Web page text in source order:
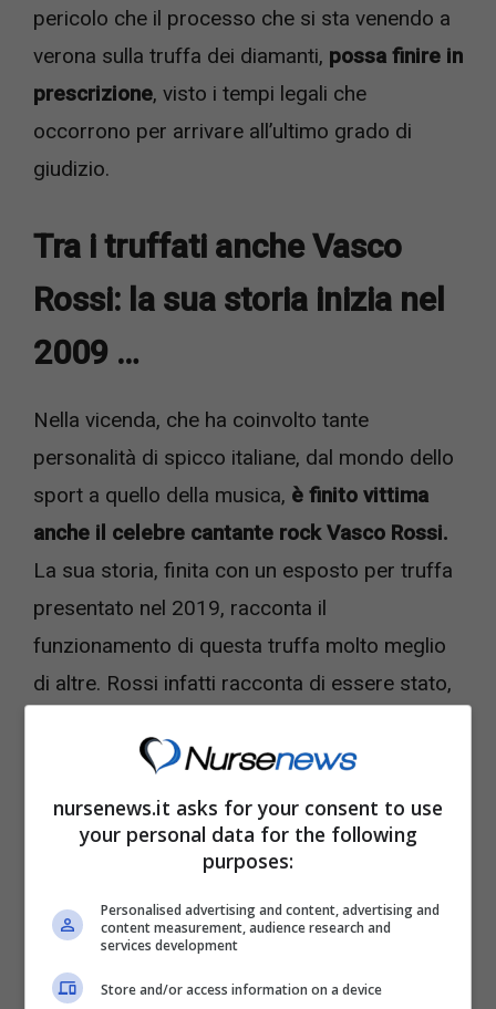
pericolo che il processo che si sta venendo a
verona sulla truffa dei diamanti, possa finire in
prescrizione, visto i tempi legali che
occorrono per arrivare all’ultimo grado di
giudizio.
Tra i truffati anche Vasco
Rossi: la sua storia inizia nel
2009 …
Nella vicenda, che ha coinvolto tante
personalità di spicco italiane, dal mondo dello
sport a quello della musica, è finito vittima
anche il celebre cantante rock Vasco Rossi.
La sua storia, finita con un esposto per truffa
presentato nel 2019, racconta il
funzionamento di questa truffa molto meglio
di altre. Rossi infatti racconta di essere stato,
esponente bancario della sua filiale di fiducia
, dalla Banca Popolare di San
Gemignano e San Prospero.
Una volta arrivato all’appuntamento, i
funzionari hanno illustrato al cantantedella
possibilità di investire in diamanti e non solo:
nursenews.it asks for your consent to use
your personal data for the following
purposes:
Personalised advertising and content, advertising and
content measurement, audience research and
services development
Store and/or access information on a device